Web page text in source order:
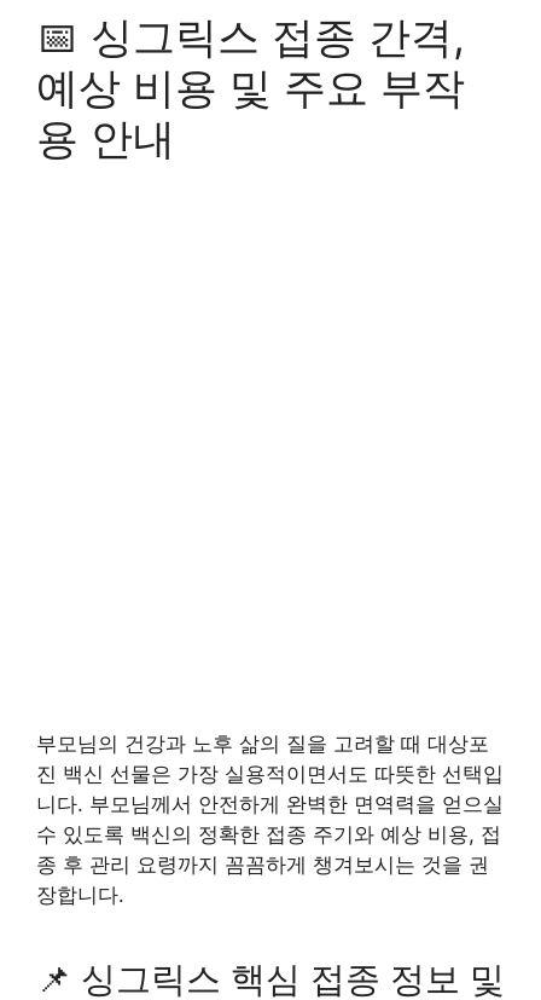
📅 싱그릭스 접종 간격,
예상 비용 및 주요 부작
용 안내
부모님의 건강과 노후 삶의 질을 고려할 때 대상포
진 백신 선물은 가장 실용적이면서도 따뜻한 선택입
니다. 부모님께서 안전하게 완벽한 면역력을 얻으실
수 있도록 백신의 정확한 접종 주기와 예상 비용, 접
종 후 관리 요령까지 꼼꼼하게 챙겨보시는 것을 권
장합니다.
📌 싱그릭스 핵심 접종 정보 및